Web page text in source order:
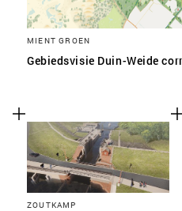
MIENT GROEN
Gebiedsvisie Duin-Weide
ZOUTKAMP